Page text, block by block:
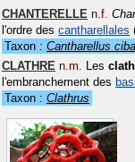
CHANTERELLE n.f.
l'ordre des cantharellales
Taxon : Cantharellus
CLATHRE n.m. Les
l'embranchement des
Taxon : Clathrus